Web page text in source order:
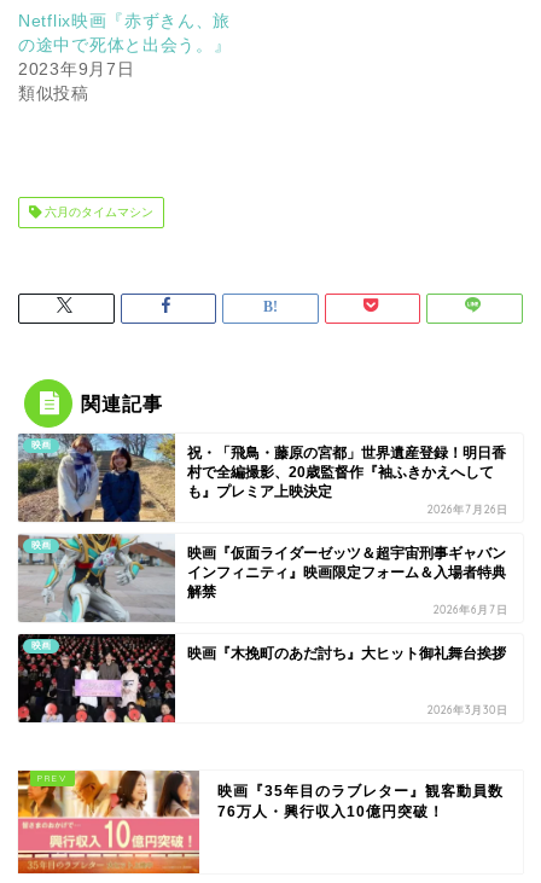
Netflix映画『赤ずきん、旅
の途中で死体と出会う。』
2023年9月7日
類似投稿
六月のタイムマシン
関連記事
映画
祝・「飛鳥・藤原の宮都」世界遺産登録！明日香
村で全編撮影、20歳監督作『袖ふきかえへして
も』プレミア上映決定
2026年7月26日
映画
映画『仮面ライダーゼッツ＆超宇宙刑事ギャバン
インフィニティ』映画限定フォーム＆入場者特典
解禁
2026年6月7日
映画 映画『木挽町のあだ討ち』大ヒット御礼舞台挨拶
2026年3月30日
映画『35年目のラブレター』観客動員数
76万人・興行収入10億円突破！